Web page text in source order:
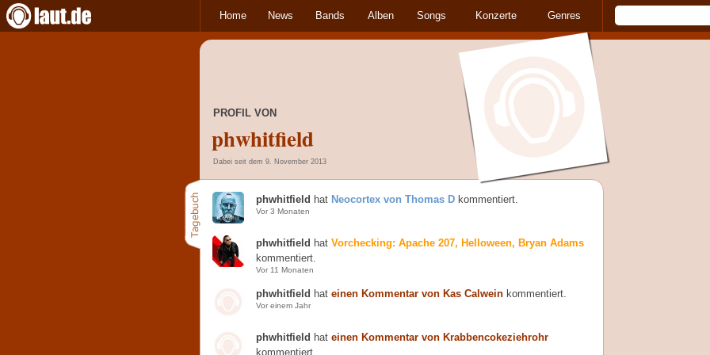
Home News Bands Alben Songs Konzerte Genres
PROFIL VON
phwhitfield
Dabei seit dem 9. November 2013
phwhitfield hat Neocortex von Thomas D kommentiert.
Vor 3 Monaten
phwhitfield hat Vorchecking: Apache 207, Helloween, Bryan Adams
kommentiert.
Vor 11 Monaten
phwhitfield hat einen Kommentar von Kas Calwein kommentiert.
Vor einem Jahr
phwhitfield hat einen Kommentar von Krabbencokeziehrohr
kommentiert.